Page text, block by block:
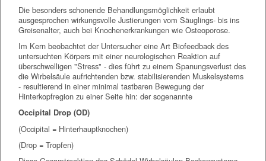
Die besonders schonende Behandlungsmöglichkeit erlaubt
ausgesprochen wirkungsvolle Justierungen vom Säuglings- bis ins
Greisenalter, auch bei Knochenerkrankungen wie Osteoporose.
Im Kern beobachtet der Untersucher eine Art Biofeedback des
untersuchten Körpers mit einer neurologischen Reaktion auf
überschwelligen "Stress" - dies führt zu einem Spanungsverlust des
die Wirbelsäule aufrichtenden bzw. stabilisierenden Muskelsystems
- resultierend in einer minimal tastbaren Bewegung der
Hinterkopfregion zu einer Seite hin: der sogenannte
Occipital Drop (OD)
(Occipital = Hinterhauptknochen)
(Drop = Tropfen)